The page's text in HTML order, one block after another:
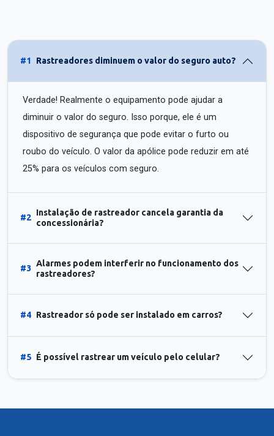
#1 Rastreadores diminuem o valor do seguro auto?
Verdade! Realmente o equipamento pode ajudar a
diminuir o valor do seguro. Isso porque, ele é um
dispositivo de segurança que pode evitar o furto ou
roubo do veículo. O valor da apólice pode reduzir em até
25% para os veículos com seguro.
#2
Instalação de rastreador cancela garantia da
concessionária?
#3
Alarmes podem interferir no funcionamento dos
rastreadores?
#4 Rastreador só pode ser instalado em carros?
#5 É possível rastrear um veículo pelo celular?